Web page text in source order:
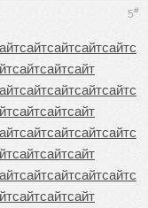
5#
сайтсайтсайтсайтс
сайтсайтсайт
сайтсайтсайтсайтс
сайтсайтсайт
сайтсайтсайтсайтс
сайтсайтсайт
сайтсайтсайтсайтс
сайтсайтсайт